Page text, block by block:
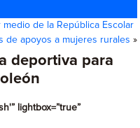
de la República Escolar
de apoyos a mujeres rurales »
deportiva para
lightbox=”true”